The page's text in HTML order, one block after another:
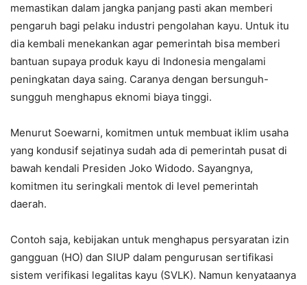
memastikan dalam jangka panjang pasti akan memberi
pengaruh bagi pelaku industri pengolahan kayu. Untuk itu
dia kembali menekankan agar pemerintah bisa memberi
bantuan supaya produk kayu di Indonesia mengalami
peningkatan daya saing. Caranya dengan bersunguh-
sungguh menghapus eknomi biaya tinggi.
Menurut Soewarni, komitmen untuk membuat iklim usaha
yang kondusif sejatinya sudah ada di pemerintah pusat di
bawah kendali Presiden Joko Widodo. Sayangnya,
komitmen itu seringkali mentok di level pemerintah
daerah.
Contoh saja, kebijakan untuk menghapus persyaratan izin
gangguan (HO) dan SIUP dalam pengurusan sertifikasi
sistem verifikasi legalitas kayu (SVLK). Namun kenyataanya